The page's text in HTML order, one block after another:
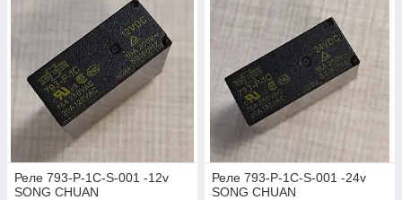
Реле 793-P-1C-S-001 -12v
SONG CHUAN
Реле 793-P-1C-S-001 -24v
SONG CHUAN